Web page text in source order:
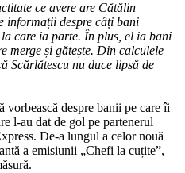
ce avere are Cătălin
informații despre câți bani
care ia parte. În plus, el ia bani
merge și gătește. Din calculele
Scărlătescu nu duce lipsă de
vorbească despre banii pe care îi
l-au dat de gol pe partenerul
De-a lungul a celor nouă
a emisiunii „Chefi la cuțite”,